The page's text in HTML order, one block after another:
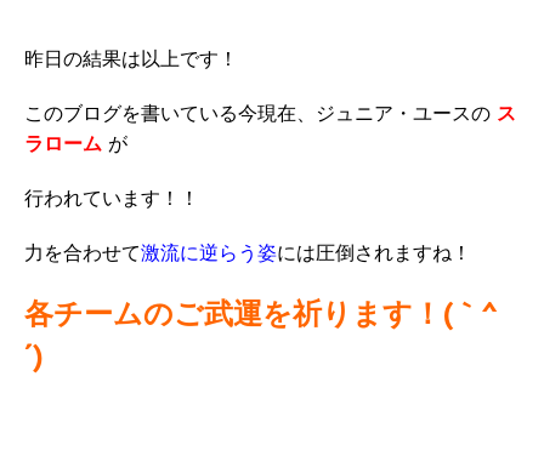
昨日の結果は以上です！
このブログを書いている今現在、ジュニア・ユースの ス
ラローム が
行われています！！
力を合わせて激流に逆らう姿には圧倒されますね！
各チームのご武運を祈ります！(｀^
´)ゞ